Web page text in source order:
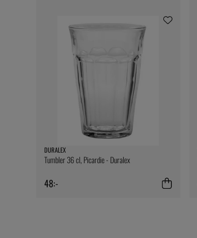
DURALEX
Tumbler 36 cl, Picardie - Duralex
48:-